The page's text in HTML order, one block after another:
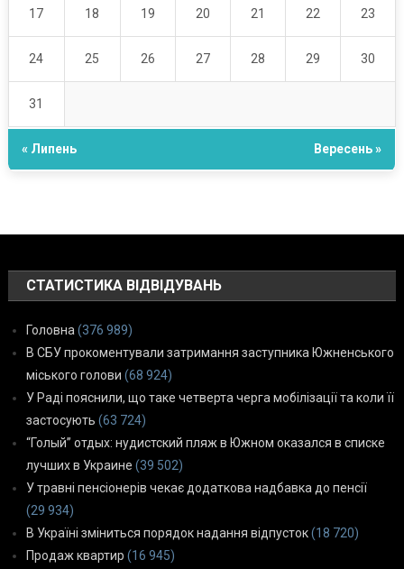
17 18 19 20 21 22 23
24 25 26 27 28 29 30
31
« Липень Вересень »
СТАТИСТИКА ВІДВІДУВАНЬ
Головна (376 989)
В СБУ прокоментували затримання заступника Южненського
міського голови (68 924)
У Раді пояснили, що таке четверта черга мобілізації та коли її
застосують (63 724)
“Голый” отдых: нудистский пляж в Южном оказался в списке
лучших в Украине (39 502)
У травні пенсіонерів чекає додаткова надбавка до пенсії
(29 934)
В Україні зміниться порядок надання відпусток(18 720)
Продаж квартир (16 945)